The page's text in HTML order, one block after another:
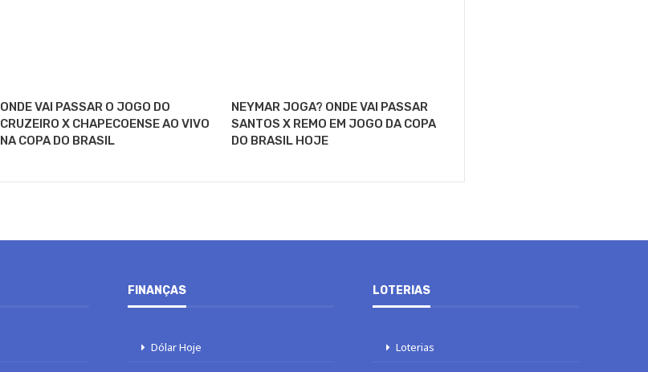
ONDE VAI PASSAR O JOGO DO
CRUZEIRO X CHAPECOENSE AO VIVO
NA COPA DO BRASIL
NEYMAR JOGA? ONDE VAI PASSAR
SANTOS X REMO EM JOGO DA COPA
DO BRASIL HOJE
FINANÇAS
Dólar Hoje
LOTERIAS
Loterias